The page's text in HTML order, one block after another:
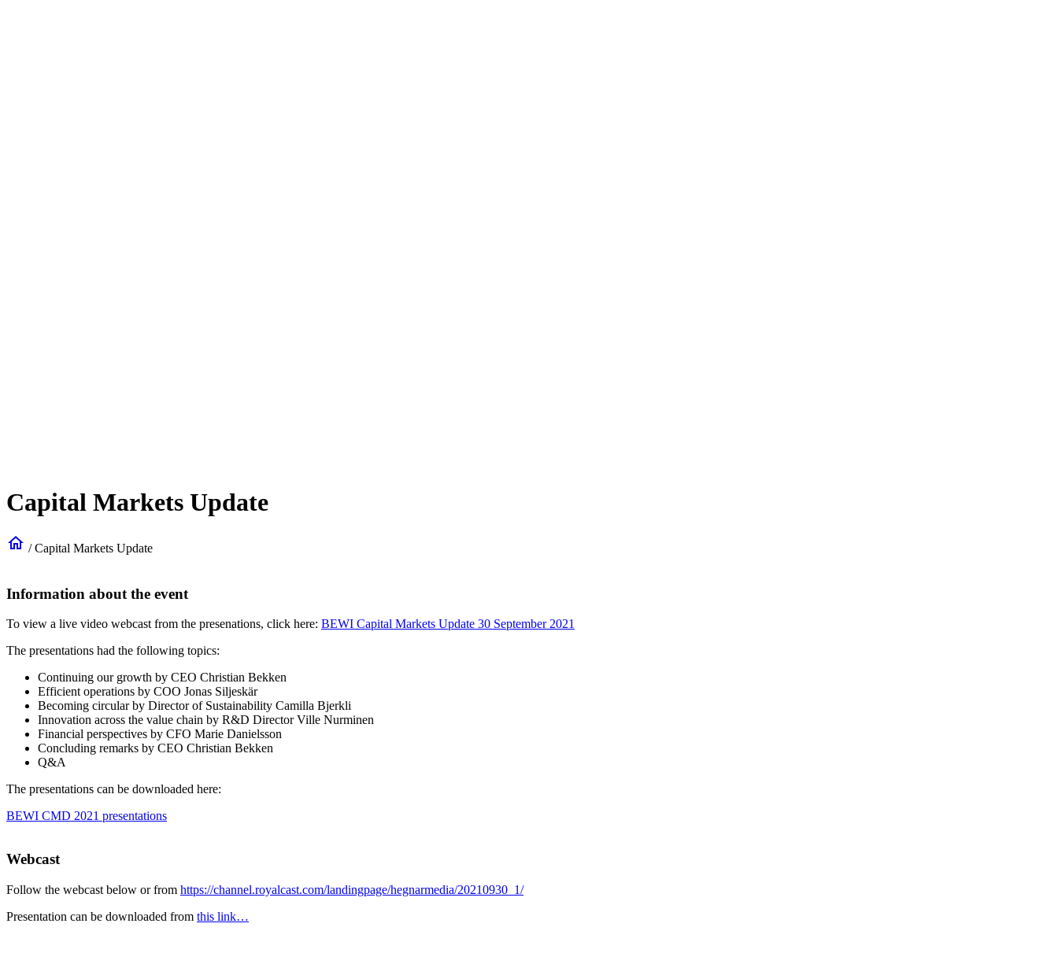
Capital Markets Update
home /Capital Markets Update
Information about the event
To view a live video webcast from the presenations, click here: BEWI Capital Markets Update 30 September 2021
The presentations had the following topics:
Continuing our growth by CEO Christian Bekken
Efficient operations by COO Jonas Siljeskär
Becoming circular by Director of Sustainability Camilla Bjerkli
Innovation across the value chain by R&D Director Ville Nurminen
Financial perspectives by CFO Marie Danielsson
Concluding remarks by CEO Christian Bekken
Q&A
The presentations can be downloaded here:
BEWI CMD 2021 presentations
Webcast
Follow the webcast below or from https://channel.royalcast.com/landingpage/hegnarmedia/20210930_1/
Presentation can be downloaded from this link…